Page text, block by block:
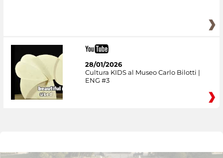
28/01/2026
Cultura KIDS al Museo Carlo Bilotti |
ENG #3